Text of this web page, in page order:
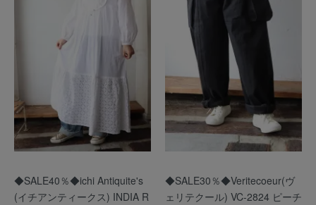
◆SALE40％◆ichi Antiquite's
(イチアンティークス) INDIA R
◆SALE30％◆Veritecoeur(ヴ
ェリテクール) VC-2824 ピーチ